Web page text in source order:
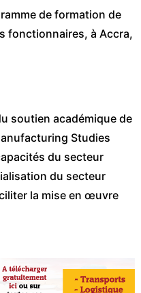
de formation de
fonctionnaires, à Accra,
soutien académique de
Studies
du secteur
du secteur
la mise en œuvre